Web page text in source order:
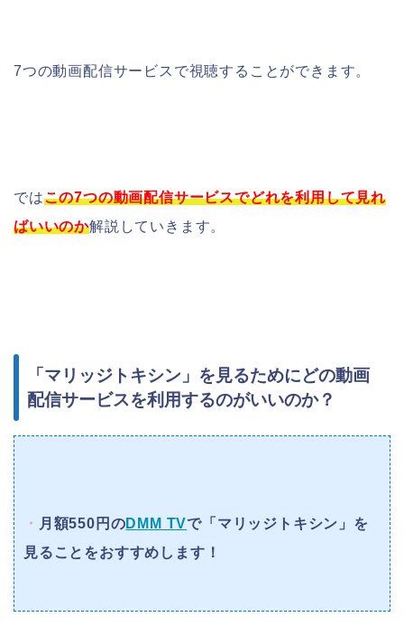
7つの動画配信サービスで視聴することができます。
ではこの7つの動画配信サービスでどれを利用して見れ
ばいいのか解説していきます。
「マリッジトキシン」を見るためにどの動画
配信サービスを利用するのがいいのか？
・ 月額550円のDMM TVで「マリッジトキシン」を
見ることをおすすめします！